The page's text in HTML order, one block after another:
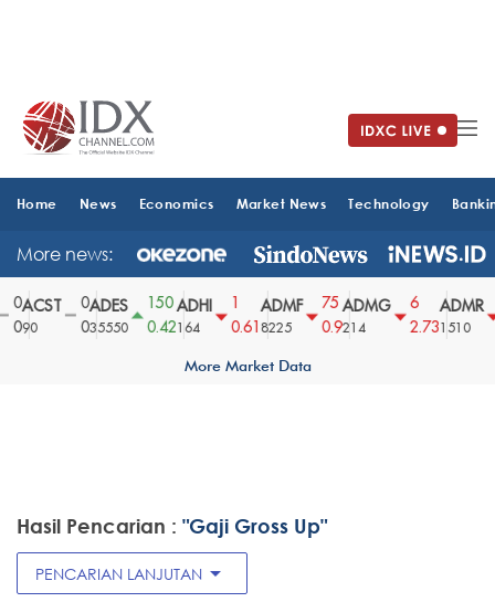
Home News Economics Market News Technology
More news:
0
0
ACST
90
0
0
ADES
35550
150
0.42
ADHI
164
0.61
ADMF
8225
75
0.9
ADMG
214
6
2.73
ADMR
1510
More Market Data
Hasil Pencarian : "Gaji Gross Up"
PENCARIAN LANJUTAN arrow_drop_down